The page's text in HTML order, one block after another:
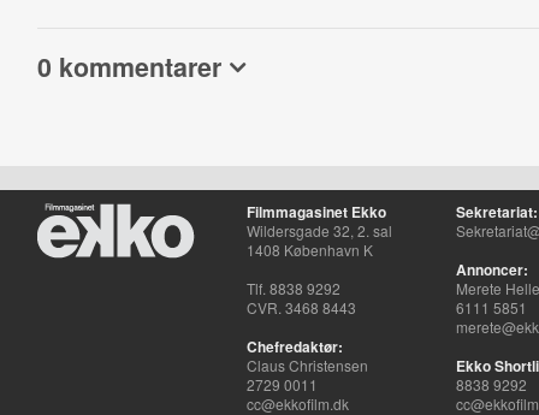
0 kommentarer
Filmmagasinet Ekko
Wildersgade 32, 2. sal
1408 København K
Tlf. 8838 9292
CVR. 3468 8443
Chefredaktør:
Claus Christensen
2729 0011
cc@ekkofilm.dk
Sekretariat:
Annoncer:
Merete
6111 5851
Ekko
8838 9292